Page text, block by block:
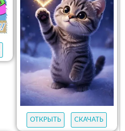
ОТКРЫТЬ СКАЧАТЬ